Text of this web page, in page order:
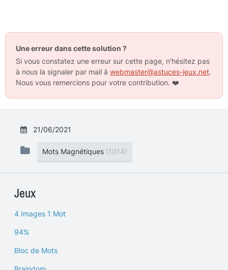
Une erreur dans cette solution ?
Si vous constatez une erreur sur cette page, n'hésitez pas
à nous la signaler par mail à webmaster@astuces-jeux.net.
Nous vous remercions pour votre contribution. ❤️
21/06/2021
Mots Magnétiques (1014)
Jeux
4 Images 1 Mot
94%
Bloc de Mots